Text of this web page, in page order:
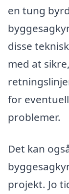
en tung
disse
med at
for
problemer.
Det kan
projekt. Jo